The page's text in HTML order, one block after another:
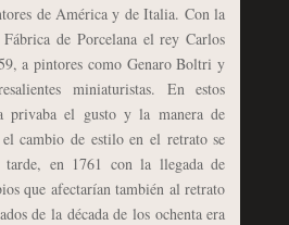
de América y de Italia. Con la
de Porcelana el rey Carlos
a pintores como Genaro Boltri y
miniaturistas. En estos
privaba el gusto y la manera de
cambio de estilo en el retrato se
tarde, en 1761 con la llegada de
que afectarían también al retrato
de la década de los ochenta era